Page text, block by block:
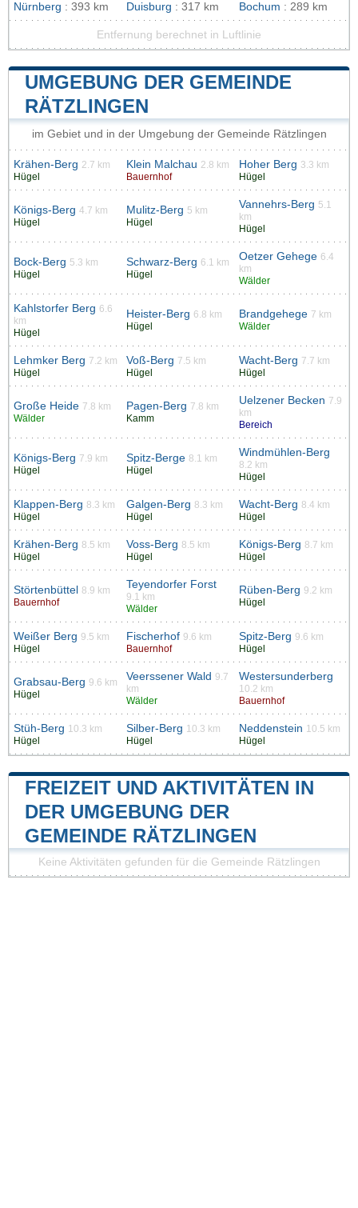
Nürnberg : 393 km Duisburg : 317 km Bochum : 289 km
Entfernung berechnet in Luftlinie
UMGEBUNG DER GEMEINDE
RÄTZLINGEN
im Gebiet und in der Umgebung der Gemeinde Rätzlingen
Krähen-Berg 2.7 km
Hügel
Klein Malchau 2.8 km
Bauernhof
Hoher Berg 3.3 km
Hügel
Königs-Berg 4.7 km
Hügel
Mulitz-Berg 5 km
Hügel
Vannehrs-Berg 5.1
km
Hügel
Bock-Berg 5.3 km
Hügel
Schwarz-Berg 6.1 km
Hügel
Oetzer Gehege 6.4
km
Wälder
Kahlstorfer Berg 6.6
km
Hügel
Heister-Berg 6.8 km
Hügel
Brandgehege 7 km
Wälder
Lehmker Berg 7.2 km
Hügel
Voß-Berg 7.5 km
Hügel
Wacht-Berg 7.7 km
Hügel
Große Heide 7.8 km
Wälder
Pagen-Berg 7.8 km
Kamm
Uelzener Becken 7.9
km
Bereich
Königs-Berg 7.9 km
Hügel
Spitz-Berge 8.1 km
Hügel
Windmühlen-Berg
8.2 km
Hügel
Klappen-Berg 8.3 km
Hügel
Galgen-Berg 8.3 km
Hügel
Wacht-Berg 8.4 km
Hügel
Krähen-Berg 8.5 km
Hügel
Voss-Berg 8.5 km
Hügel
Königs-Berg 8.7 km
Hügel
Störtenbüttel
8.9 km
Bauernhof
Teyendorfer Forst
9.1 km
Wälder
Rüben-Berg 9.2 km
Hügel
Weißer Berg 9.5 km
Hügel
Fischerhof 9.6 km
Bauernhof
Spitz-Berg 9.6 km
Hügel
Grabsau-Berg 9.6 km
Hügel
Veerssener Wald 9.7
km
Wälder
Westersunderberg
10.2 km
Bauernhof
Stüh-Berg 10.3 km
Hügel
Silber-Berg 10.3 km
Hügel
Neddenstein 10.5 km
Hügel
FREIZEIT UND AKTIVITÄTEN IN
DER UMGEBUNG DER
GEMEINDE RÄTZLINGEN
Keine Aktivitäten gefunden für die Gemeinde Rätzlingen